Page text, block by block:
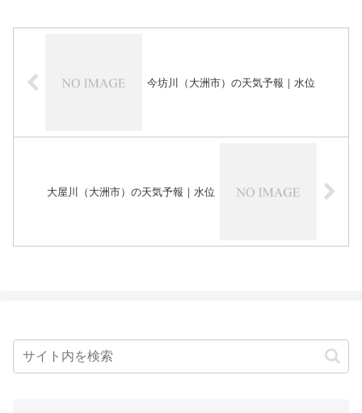
今坊川（大洲市）の天気予報｜水位
大屋川（大洲市）の天気予報｜水位